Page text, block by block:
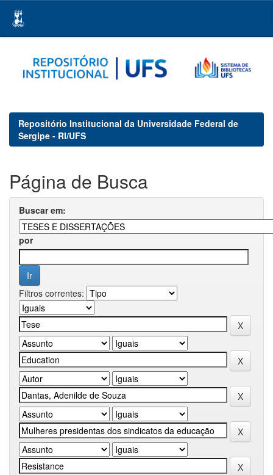
navigation
Repositório Institucional da Universidade Federal de
Sergipe - RI/UFS
Página de Busca
Buscar em:
por
Filtros correntes: